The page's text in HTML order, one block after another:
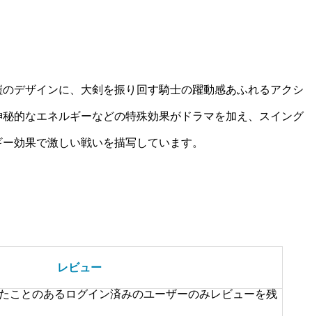
デザインに、大剣を振り回す騎士の躍動感あふれるアクシ
的なエネルギーなどの特殊効果がドラマを加え、スイング
効果で激しい戦いを描写しています。
レビュー
ことのあるログイン済みのユーザーのみレビューを残